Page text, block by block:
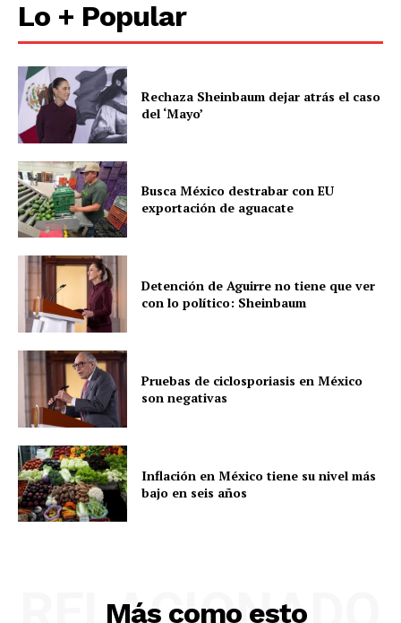
Lo + Popular
Rechaza Sheinbaum dejar atrás el caso
del ‘Mayo’
Busca México destrabar con EU
exportación de aguacate
Detención de Aguirre no tiene que ver
con lo político: Sheinbaum
Pruebas de ciclosporiasis en México
son negativas
Inflación en México tiene su nivel más
bajo en seis años
Más como esto